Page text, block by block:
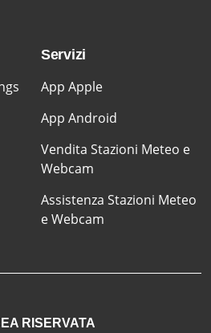
Servizi
App Apple
App Android
Vendita Stazioni Meteo e
Webcam
Assistenza Stazioni Meteo
e Webcam
RISERVATA